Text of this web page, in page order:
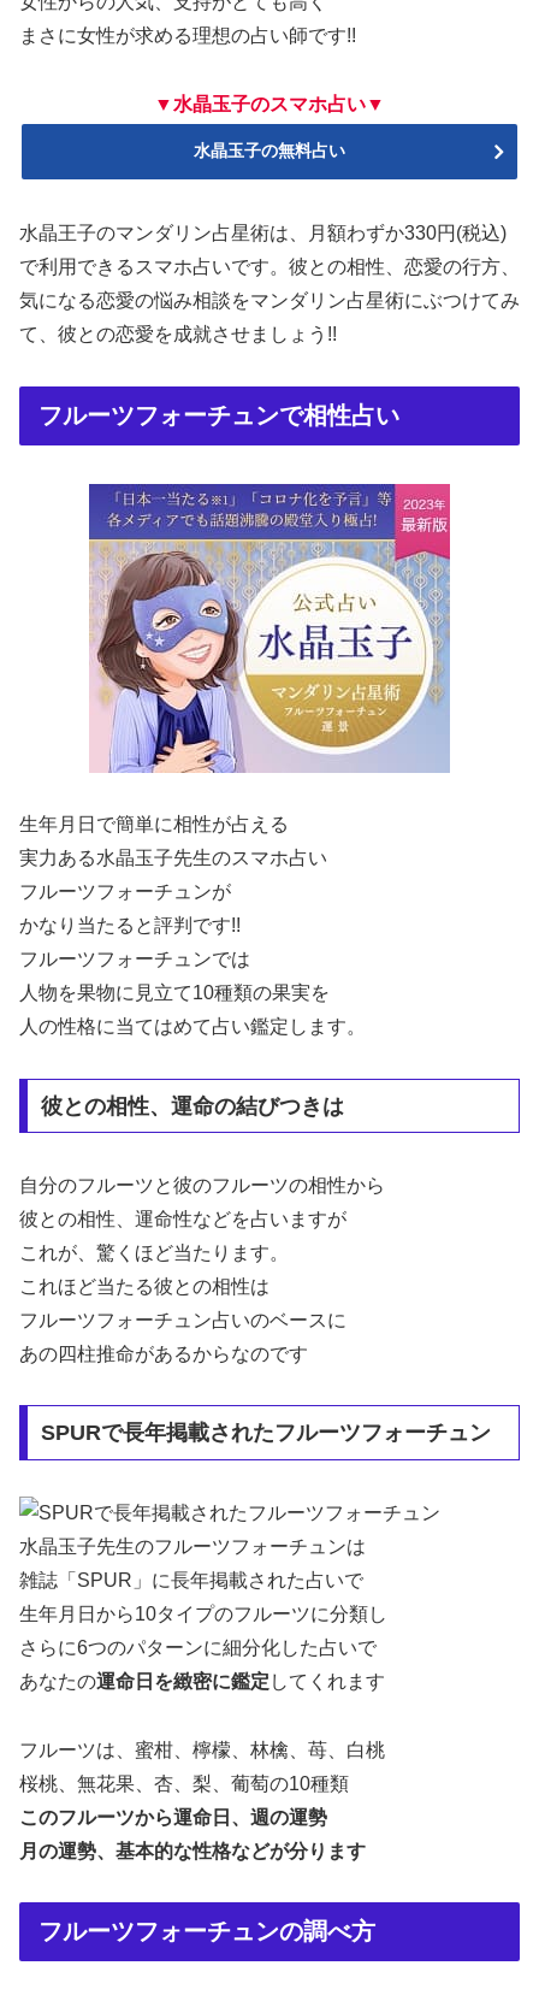
まさに女性が求める理想の占い師です!!
▼水晶玉子のスマホ占い▼
水晶玉子の無料占い
水晶王子のマンダリン占星術は、月額わずか330円(税込)
で利用できるスマホ占いです。彼との相性、恋愛の行方、
気になる恋愛の悩み相談をマンダリン占星術にぶつけてみ
て、彼との恋愛を成就させましょう!!
フルーツフォーチュンで相性占い
生年月日で簡単に相性が占える
実力ある水晶玉子先生のスマホ占い
フルーツフォーチュンが
かなり当たると評判です!!
フルーツフォーチュンでは
人物を果物に見立て10種類の果実を
人の性格に当てはめて占い鑑定します。
彼との相性、運命の結びつきは
自分のフルーツと彼のフルーツの相性から
彼との相性、運命性などを占いますが
これが、驚くほど当たります。
これほど当たる彼との相性は
フルーツフォーチュン占いのベースに
あの四柱推命があるからなのです
SPURで長年掲載されたフルーツフォーチュン
水晶玉子先生のフルーツフォーチュンは
雑誌「SPUR」に長年掲載された占いで
生年月日から10タイプのフルーツに分類し
さらに6つのパターンに細分化した占いで
あなたの運命日を緻密に鑑定 してくれます
フルーツは、蜜柑、檸檬、林檎、苺、白桃
桜桃、無花果、杏、梨、葡萄の10種類
このフルーツから運命日、週の運勢
月の運勢、基本的な性格などが分ります
フルーツフォーチュンの調べ方